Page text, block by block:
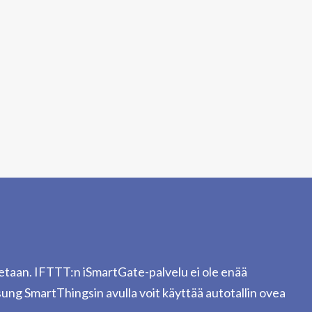
IFTTT:n iSmartGate-palvelu ei ole enää
SmartThingsin avulla voit käyttää autotallin ovea